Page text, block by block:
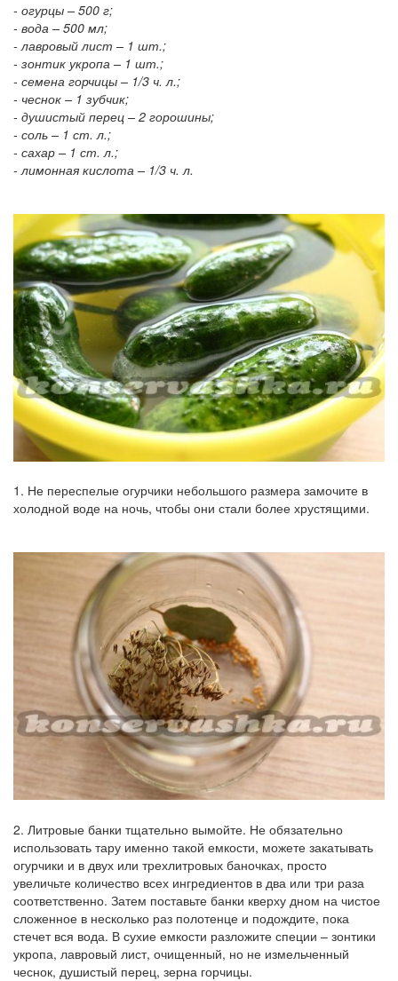
- огурцы – 500 г;
- вода – 500 мл;
- лавровый лист – 1 шт.;
- зонтик укропа – 1 шт.;
- семена горчицы – 1/3 ч. л.;
- чеснок – 1 зубчик;
- душистый перец – 2 горошины;
- соль – 1 ст. л.;
- сахар – 1 ст. л.;
- лимонная кислота – 1/3 ч. л.
1. Не переспелые огурчики небольшого размера замочите в
холодной воде на ночь, чтобы они стали более хрустящими.
2. Литровые банки тщательно вымойте. Не обязательно
использовать тару именно такой емкости, можете закатывать
огурчики и в двух или трехлитровых баночках, просто
увеличьте количество всех ингредиентов в два или три раза
соответственно. Затем поставьте банки кверху дном на чистое
сложенное в несколько раз полотенце и подождите, пока
стечет вся вода. В сухие емкости разложите специи – зонтики
укропа, лавровый лист, очищенный, но не измельченный
чеснок, душистый перец, зерна горчицы.